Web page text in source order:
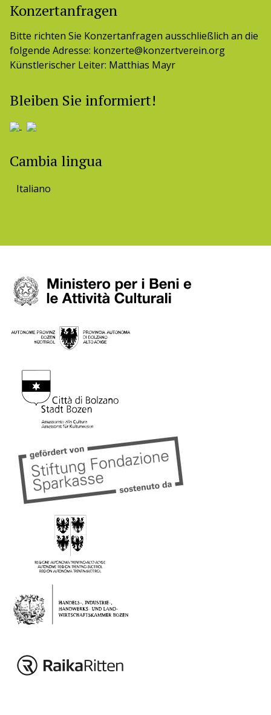
Konzertanfragen
Bitte richten Sie Konzertanfragen ausschließlich an die
folgende Adresse: konzerte@konzertverein.org
Künstlerischer Leiter: Matthias Mayr
Bleiben Sie informiert!
Cambia lingua
Italiano